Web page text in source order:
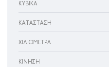
ΚΥΒΙΚΆ
ΚΑΤΆΣΤΑΣΗ
ΧΙΛΙΌΜΕΤΡΑ
ΚΊΝΗΣΗ